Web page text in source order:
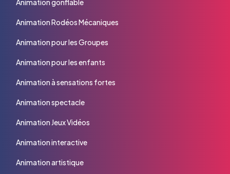
Animation gonflable
Animation Rodéos Mécaniques
Animation pour les Groupes
Animation pour les enfants
Animation à sensations fortes
Animation spectacle
Animation Jeux Vidéos
Animation interactive
Animation artistique